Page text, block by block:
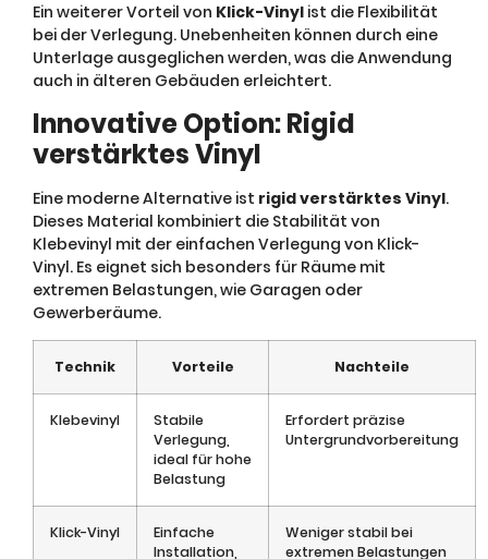
Ein weiterer Vorteil von Klick-Vinyl ist die Flexibilität
bei der Verlegung. Unebenheiten können durch eine
Unterlage ausgeglichen werden, was die Anwendung
auch in älteren Gebäuden erleichtert.
Innovative Option: Rigid
verstärktes Vinyl
Eine moderne Alternative ist rigid verstärktes Vinyl.
Dieses Material kombiniert die Stabilität von
Klebevinyl mit der einfachen Verlegung von Klick-
Vinyl. Es eignet sich besonders für Räume mit
extremen Belastungen, wie Garagen oder
Gewerberäume.
Technik Vorteile Nachteile
Klebevinyl
Stabile
Verlegung,
ideal für hohe
Belastung
Erfordert präzise
Untergrundvorbereitung
Klick-Vinyl
Einfache
Installation,
Weniger stabil bei
extremen Belastungen